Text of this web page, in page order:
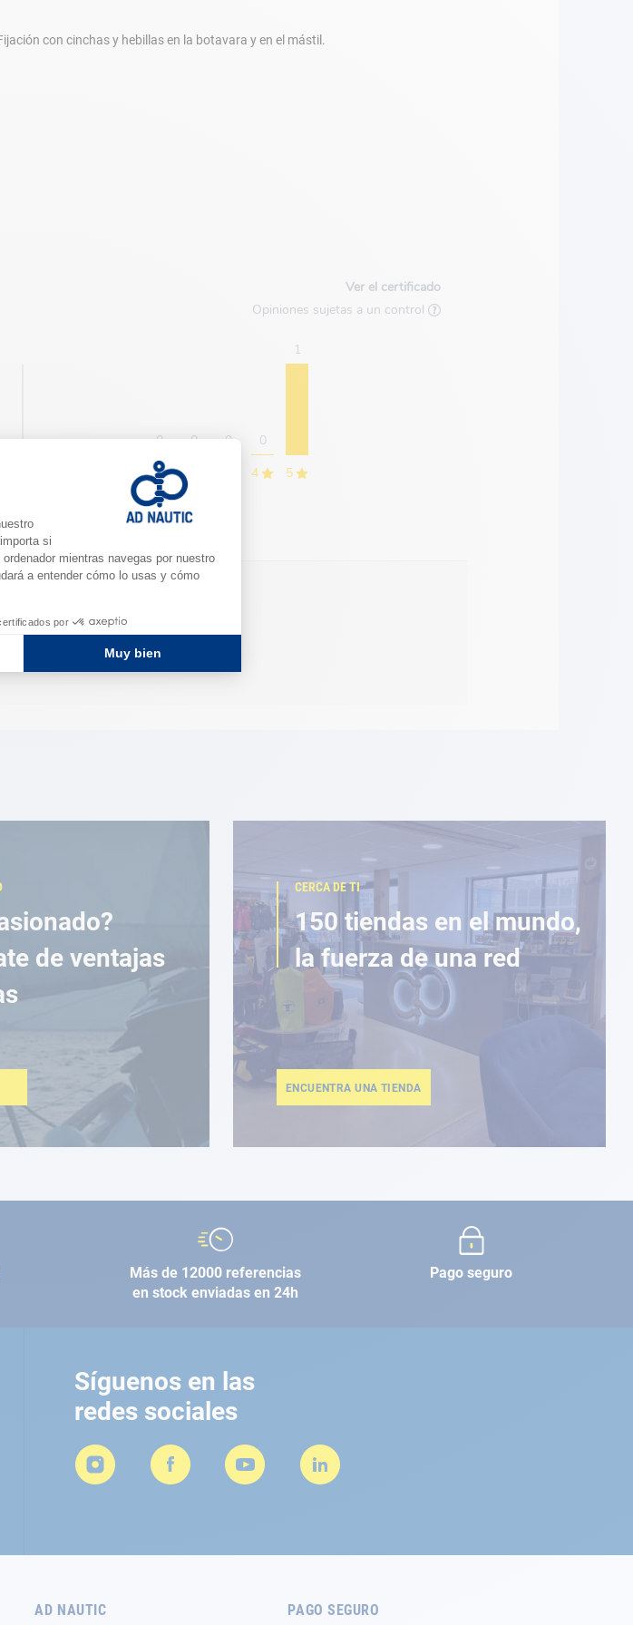
con cinchas y hebillas en la botavara y en el mástil.
Ver el certificado
Opiniones sujetas a un control
1
0
2
0
0
4
0
5
1
opiniones :
de ventajas
CERCA DE TI
150 tiendas en el mundo,
la fuerza de una red
ENCUENTRA UNA TIENDA
Más de 12000 referencias
en stock enviadas en 24h
Pago seguro
Síguenos en las
redes sociales
AD NAUTIC PAGO SEGURO